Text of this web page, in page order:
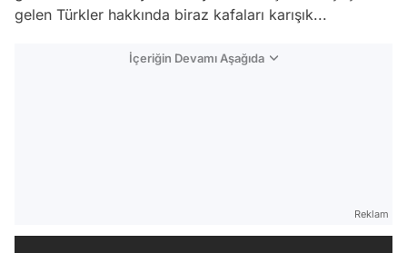
gelen Türkler hakkında biraz kafaları karışık...
İçeriğin Devamı Aşağıda
Reklam